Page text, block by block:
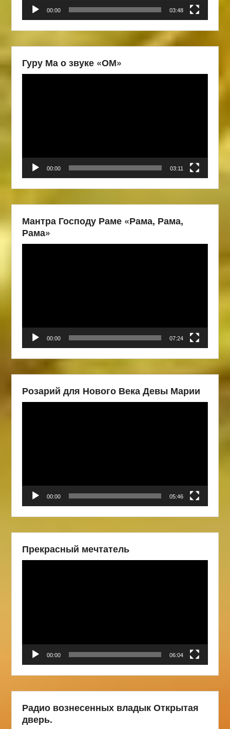
00:00 03:48
Гуру Ма о звуке «ОМ»
00:00 03:11
Мантра Господу Раме «Рама, Рама,
Рама»
00:00 07:24
Розарий для Нового Века Девы Марии
00:00 05:46
Прекрасный мечтатель
00:00 06:04
Радио вознесенных владык Открытая
дверь.